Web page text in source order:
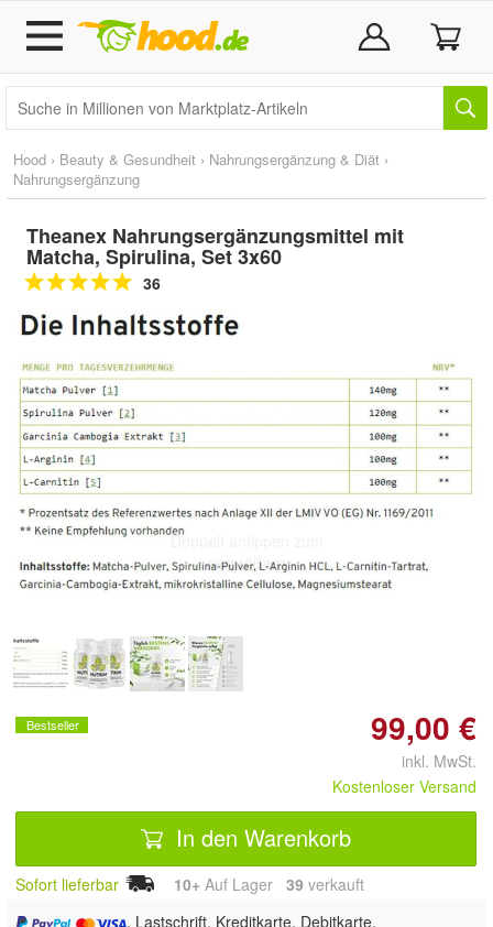
Hood › Beauty & Gesundheit › Nahrungsergänzung & Diät ›
Nahrungsergänzung
Theanex Nahrungsergänzungsmittel mit
Matcha, Spirulina, Set 3x60
36
Doppelt antippen zum
vergrößern
Bestseller 99,00 €
inkl. MwSt.
Kostenloser Versand
In den Warenkorb
Sofort lieferbar 10+ Auf Lager 39 verkauft
, Lastschrift, Kreditkarte, Debitkarte,